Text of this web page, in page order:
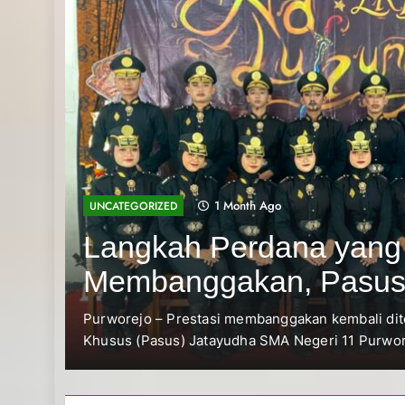
UNCATEGORIZED 1 Month Ago
Langkah Perdana yang
Membanggakan, Pasus
Jatayudha Ukir
Adiluhung Se-Jawa
Purworejo – Prestasi membanggakan kembali
Khusus (Pasus) Jatayudha SMA Negeri 11